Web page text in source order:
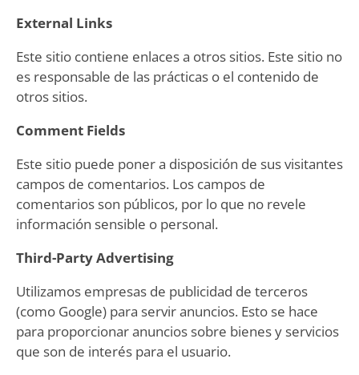
External Links
Este sitio contiene enlaces a otros sitios. Este sitio no
es responsable de las prácticas o el contenido de
otros sitios.
Comment Fields
Este sitio puede poner a disposición de sus visitantes
campos de comentarios. Los campos de
comentarios son públicos, por lo que no revele
información sensible o personal.
Third-Party Advertising
Utilizamos empresas de publicidad de terceros
(como Google) para servir anuncios. Esto se hace
para proporcionar anuncios sobre bienes y servicios
que son de interés para el usuario.